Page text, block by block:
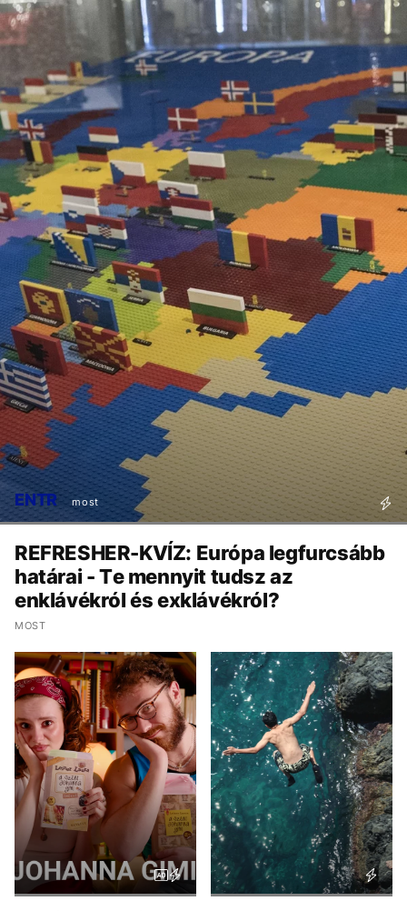
ENTR most
REFRESHER-KVÍZ: Európa legfurcsább
határai - Te mennyit tudsz az
enklávékról és exklávékról?
MOST